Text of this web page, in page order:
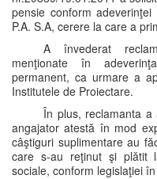
pensie conform
P.A. S.A, cerere la care a
A învederat
menţionate în
permanent, ca urmare a
Institutele de Proiectare.
În plus, reclamanta
angajator atestă în mod
câştiguri suplimentare au
care s-au reţinut şi plătit
sociale, conform legislaţiei